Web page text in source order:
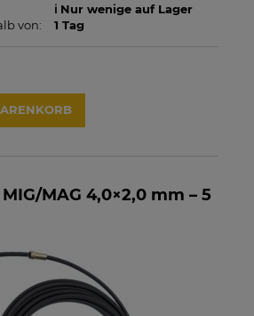
ℹ️ Nur wenige auf Lager
von:
1 Tag
MAG 4,0×2,0 mm – 5